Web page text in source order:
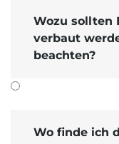
Wozu sollten
verbaut
beachten?
Wo finde ich